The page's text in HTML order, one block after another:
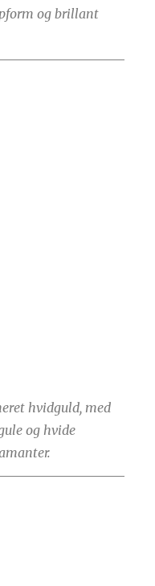
og brillant
hvidguld, med
og hvide